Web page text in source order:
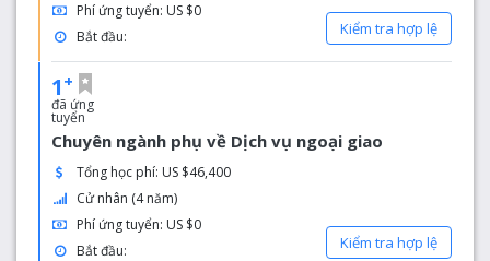
Phí ứng tuyển: US $0
Bắt đầu:
Kiểm tra hợp lệ
1 +
đã ứng
tuyển
Chuyên ngành phụ về Dịch vụ ngoại giao
Tổng học phí: US $46,400
Cử nhân (4 năm)
Phí ứng tuyển: US $0
Bắt đầu:
Kiểm tra hợp lệ